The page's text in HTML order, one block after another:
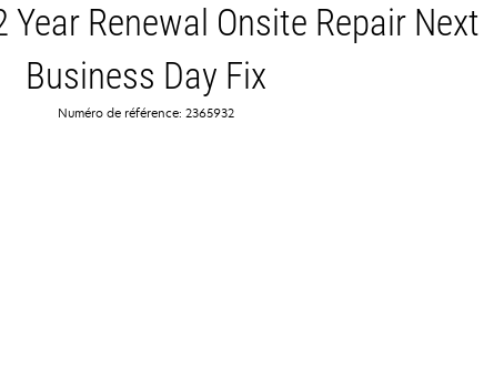
Year Renewal Onsite Repair Next
Business Day Fix
Numéro de référence: 2365932